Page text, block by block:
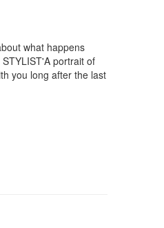
what happens
portrait of
you long after the last